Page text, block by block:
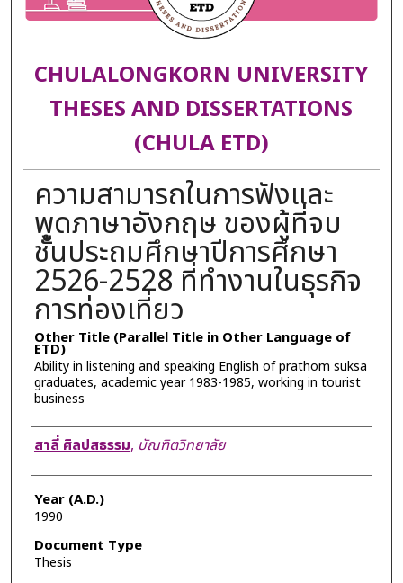
CHULALONGKORN UNIVERSITY
THESES AND DISSERTATIONS
(CHULA ETD)
ความสามารถในการฟังและ
พูดภาษาอังกฤษ ของผู้ที่จบ
ชั้นประถมศึกษาปีการศึกษา
2526-2528 ที่ทำงานในธุรกิจ
การท่องเที่ยว
Other Title (Parallel Title in Other Language of
ETD)
Ability in listening and speaking English of prathom suksa
graduates, academic year 1983-1985, working in tourist
business
Author
สาลี่ ศิลปสธรรม, บัณฑิตวิทยาลัย
Year (A.D.)
1990
Document Type
Thesis